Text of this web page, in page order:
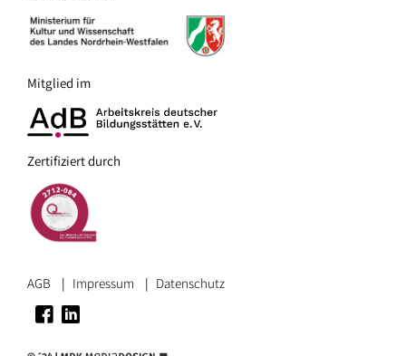
Mitglied im
Zertifiziert durch
AGB Impressum Datenschutz